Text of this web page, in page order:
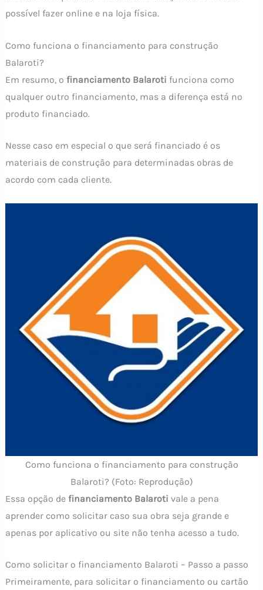
possível fazer online e na loja física.
Como funciona o financiamento para construção
Balaroti?
Em resumo, o financiamento Balaroti funciona como
qualquer outro financiamento, mas a diferença está no
produto financiado.
Nesse caso em especial o que será financiado é os
materiais de construção para determinadas obras de
acordo com cada cliente.
Como funciona o financiamento para construção
Balaroti? (Foto: Reprodução)
Essa opção de financiamento Balaroti vale a pena
aprender como solicitar caso sua obra seja grande e
apenas por aplicativo ou site não tenha acesso a tudo.
Como solicitar o financiamento Balaroti – Passo a passo
Primeiramente, para solicitar o financiamento ou cartão